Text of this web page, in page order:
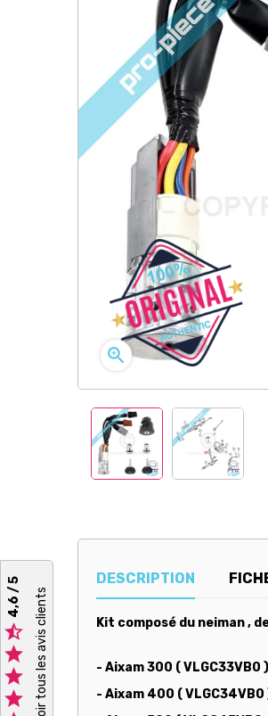




4,6 / 5 Voir tous les avis clients

DESCRIPTION
Kit composé du neiman ,
- Aixam 300 ( VLGC33VB0 )
- Aixam 400 ( VLGC34VB0